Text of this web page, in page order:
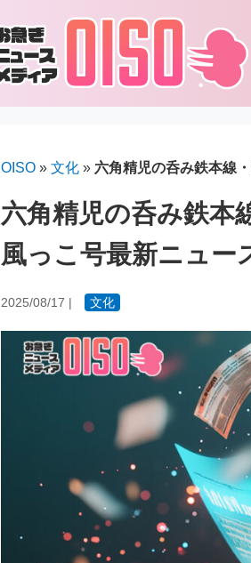
OISO » 文化 » 六角精児の呑み鉄本線
六角精児の呑み鉄本
風っこ号最新ニュー
2025/08/17 | 文化